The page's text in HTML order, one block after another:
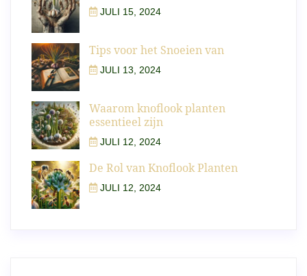
JULI 15, 2024
Tips voor het Snoeien van
JULI 13, 2024
Waarom knoflook planten
essentieel zijn
JULI 12, 2024
De Rol van Knoflook Planten
JULI 12, 2024